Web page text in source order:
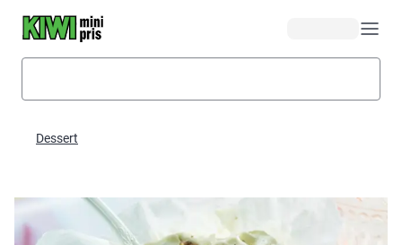
Dessert